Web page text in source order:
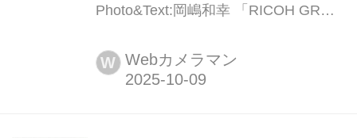
Photo&Text:岡嶋和幸 「RICOH GR
となった“定番&高級”コンパクトデジタ
ルカメラ「RICOH GR IV」。約2574
W Webカメラマン